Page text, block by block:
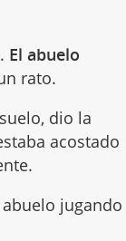
El abuelo
rato.
dio la
acostado
jugando